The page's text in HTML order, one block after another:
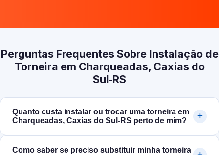
Perguntas Frequentes Sobre Instalação de
Torneira em Charqueadas, Caxias do
Sul‑RS
Quanto custa instalar ou trocar uma torneira em
Charqueadas, Caxias do Sul‑RS perto de mim?
Como saber se preciso substituir minha torneira